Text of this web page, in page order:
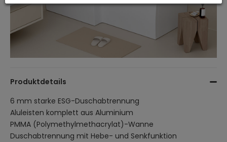
Produktdetails
6 mm starke ESG-Duschabtrennung
Aluleisten komplett aus Aluminium
PMMA (Polymethylmethacrylat)-Wanne
Duschabtrennung mit Hebe- und Senkfunktion